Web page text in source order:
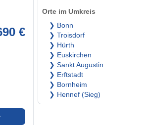
€
Orte im Umkreis
❯ Bonn
❯ Troisdorf
❯ Hürth
❯ Euskirchen
❯ Sankt Augustin
❯ Erftstadt
❯ Bornheim
❯ Hennef (Sieg)